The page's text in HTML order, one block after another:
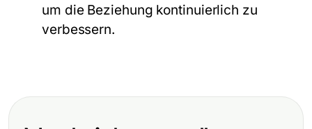
um die Beziehung kontinuierlich zu
verbessern.